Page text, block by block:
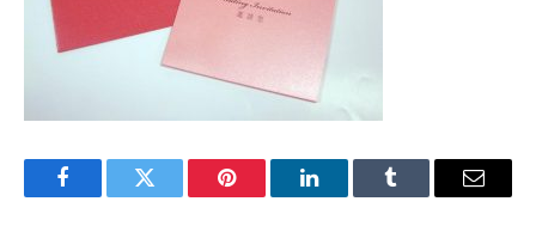
FacebookTwitter Pinterest LinkedInTumblr Email